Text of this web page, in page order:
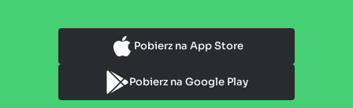
Pobierz na App Store
Pobierz na Google Play